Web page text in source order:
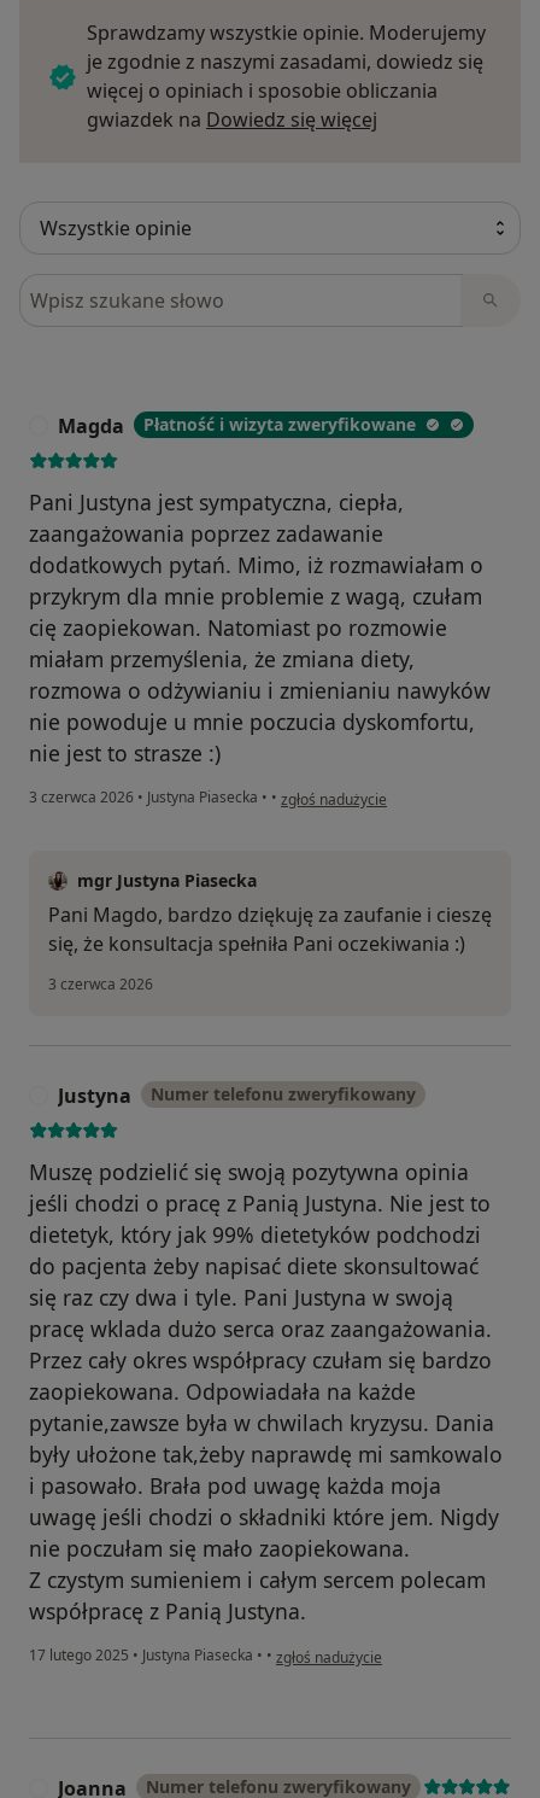
Sprawdzamy wszystkie opinie. Moderujemy
je zgodnie z naszymi zasadami, dowiedz się
więcej o opiniach i sposobie obliczania
gwiazdek na Dowiedz się więcej
Szukaj w opiniach
Magda Płatność i wizyta zweryfikowane
Pani Justyna jest sympatyczna, ciepła,
zaangażowania poprzez zadawanie
dodatkowych pytań. Mimo, iż rozmawiałam o
przykrym dla mnie problemie z wagą, czułam
cię zaopiekowan. Natomiast po rozmowie
miałam przemyślenia, że zmiana diety,
rozmowa o odżywianiu i zmienianiu nawyków
nie powoduje u mnie poczucia dyskomfortu,
nie jest to strasze :)
3 czerwca 2026 • Justyna Piasecka • • w opinii użytkownika Magda
zgłoś nadużycie
mgr Justyna Piasecka
Pani Magdo, bardzo dziękuję za zaufanie i cieszę
się, że konsultacja spełniła Pani oczekiwania :)
3 czerwca 2026
Justyna Numer telefonu zweryfikowany
Muszę podzielić się swoją pozytywna opinia
jeśli chodzi o pracę z Panią Justyna. Nie jest to
dietetyk, który jak 99% dietetyków podchodzi
do pacjenta żeby napisać diete skonsultować
się raz czy dwa i tyle. Pani Justyna w swoją
pracę wklada dużo serca oraz zaangażowania.
Przez cały okres współpracy czułam się bardzo
zaopiekowana. Odpowiadała na każde
pytanie,zawsze była w chwilach kryzysu. Dania
były ułożone tak,żeby naprawdę mi samkowalo
i pasowało. Brała pod uwagę każda moja
uwagę jeśli chodzi o składniki które jem. Nigdy
nie poczułam się mało zaopiekowana.
Z czystym sumieniem i całym sercem polecam
współpracę z Panią Justyna.
17 lutego 2025 • Justyna Piasecka • • w opinii użytkownika Justyna
zgłoś nadużycie
Joanna Numer telefonu zweryfikowany